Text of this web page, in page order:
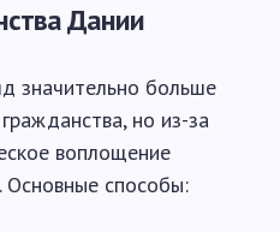
Дании
значительно больше
но из-за
воплощение
Основные способы: